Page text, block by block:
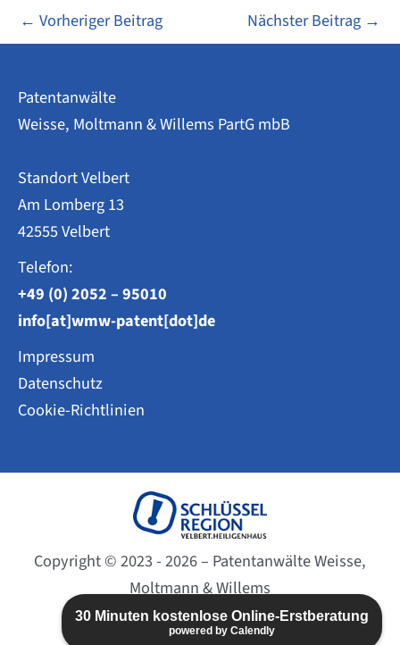
30 Minuten kostenlose Online-Erstberatung
powered by Calendly
← Vorheriger Beitrag Nächster Beitrag →
Patentanwälte
Weisse, Moltmann & Willems PartG mbB
Standort Velbert
Am Lomberg 13
42555 Velbert
Telefon:
+49 (0) 2052 – 95010
info[at]wmw-patent[dot]de
Impressum
Datenschutz
Cookie-Richtlinien
Copyright © 2023 - 2026 – Patentanwälte Weisse,
Moltmann & Willems
Website created byBC-DESIGN